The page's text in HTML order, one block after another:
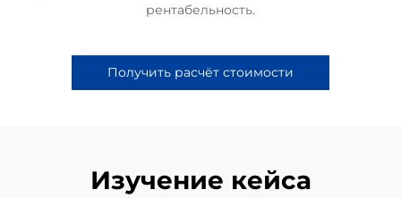
рентабельность.
Получить расчёт стоимости
Изучение кейса